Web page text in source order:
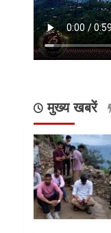
मुख्य खबरें